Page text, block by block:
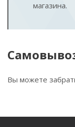
магазина.
Вы можете